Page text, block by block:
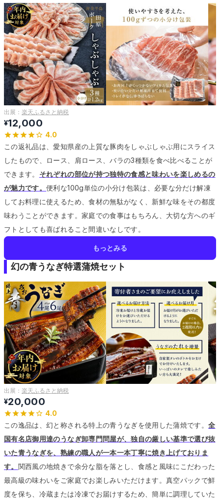
出展： 楽天ふるさと納税
¥12,000
4.0
この返礼品は、愛知県産の上質な豚肉をしゃぶしゃぶ用にスライス
したもので、ロース、肩ロース、バラの3種類を食べ比べることが
できます。 それぞれの部位が持つ独特の食感と味わいを楽しめるの
が魅力です。便利な100g単位の小分け包装は、必要な分だけ解凍
してお料理に使えるため、食材の無駄がなく、新鮮な味をその都度
味わうことができます。 家庭での食事はもちろん、大切な方へのギ
フトとしても喜ばれること間違いなしです。
もっとみる
幻の青うなぎ特選蒲焼セット
出展： 楽天ふるさと納税
¥20,000
4.0
この逸品は、幻と称される特上の青うなぎを使用した蒲焼です。全
国有名店御用達のうなぎ卸専門問屋が、独自の厳しい基準で選び抜
いた青うなぎを、熟練の職人が一本一本丁寧に焼き上げておりま
す。 関西風の地焼きで余分な脂を落とし、食感と風味にこだわった
最高級の味わいをご家庭でお楽しみいただけます。真空パックで鮮
度を保ち、冷蔵または冷凍でお届けするため、簡単に調理していた